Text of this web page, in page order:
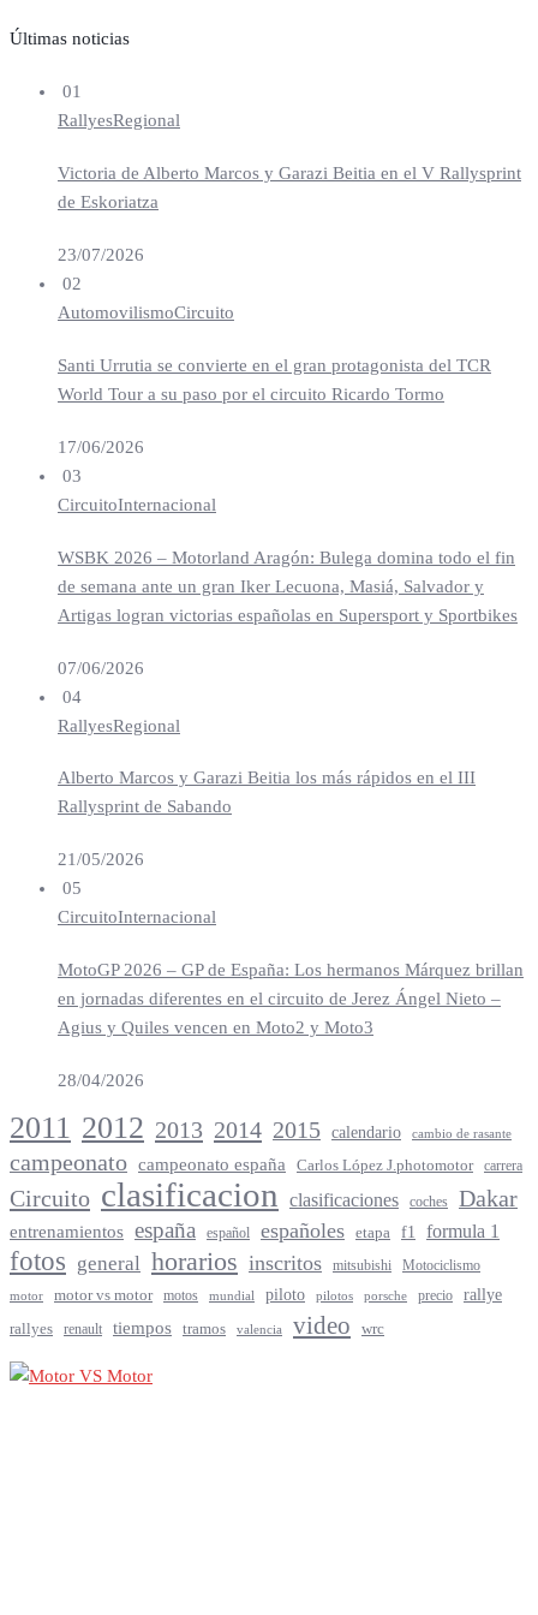
Últimas noticias
01
RallyesRegional
Victoria de Alberto Marcos y Garazi Beitia en el V Rallysprint
de Eskoriatza
23/07/2026
02
AutomovilismoCircuito
Santi Urrutia se convierte en el gran protagonista del TCR
World Tour a su paso por el circuito Ricardo Tormo
17/06/2026
03
CircuitoInternacional
WSBK 2026 – Motorland Aragón: Bulega domina todo el fin
de semana ante un gran Iker Lecuona, Masiá, Salvador y
Artigas logran victorias españolas en Supersport y Sportbikes
07/06/2026
04
RallyesRegional
Alberto Marcos y Garazi Beitia los más rápidos en el III
Rallysprint de Sabando
21/05/2026
05
CircuitoInternacional
MotoGP 2026 – GP de España: Los hermanos Márquez brillan
en jornadas diferentes en el circuito de Jerez Ángel Nieto –
Agius y Quiles vencen en Moto2 y Moto3
28/04/2026
2011 2012 2013 2014 2015 calendario cambio de rasante
campeonato campeonato españa Carlos López J.photomotor carrera
Circuito clasificacion clasificaciones coches Dakar
entrenamientos españa español españoles etapa f1 formula 1
fotos general horarios inscritos mitsubishi Motociclismo
motor motor vs motor motos mundial piloto pilotos porsche precio rallye
rallyes renault tiempos tramos valencia video wrc